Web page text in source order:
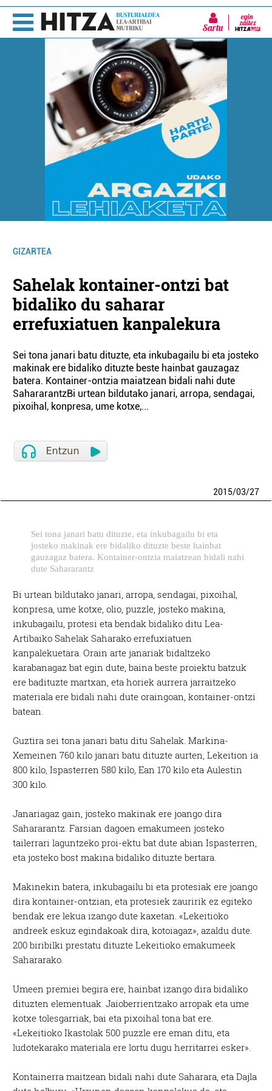
Sartu
GIZARTEA
Sahelak kontainer-ontzi bat
bidaliko du saharar
errefuxiatuen kanpalekura
Sei tona janari batu dituzte, eta inkubagailu bi eta josteko
makinak ere bidaliko dituzte beste hainbat gauzagaz
batera. Kontainer-ontzia maiatzean bidali nahi dute
SahararantzBi urtean bildutako janari, arropa, sendagai,
pixoihal, konpresa, ume kotxe,...
2015/03/27
Sei tona janari batu dituzte, eta inkubagailu bi eta
josteko makinak ere bidaliko dituzte beste hainbat
gauzagaz batera. Kontainer-ontzia maiatzean bidali nahi
dute Sahararantz
Bi urtean bildutako janari, arropa, sendagai, pixoihal,
konpresa, ume kotxe, olio, puzzle, josteko makina,
inkubagailu, protesi eta bendak bidaliko ditu Lea-
Artibaiko Sahelak Saharako errefuxiatuen
kanpalekuetara. Orain arte janariak bidaltzeko
karabanagaz bat egin dute, baina beste proiektu batzuk
ere badituzte martxan, eta horiek aurrera jarraitzeko
materiala ere bidali nahi dute oraingoan, kontainer-ontzi
batean.
Guztira sei tona janari batu ditu Sahelak. Markina-
Xemeinen 760 kilo janari batu dituzte aurten, Lekeition ia
800 kilo, Ispasterren 580 kilo, Ean 170 kilo eta Aulestin
300 kilo.
Janariagaz gain, josteko makinak ere joango dira
Sahararantz. Farsian dagoen emakumeen josteko
tailerrari laguntzeko proi-ektu bat dute abian Ispasterren,
eta josteko bost makina bidaliko dituzte bertara.
Makinekin batera, inkubagailu bi eta protesiak ere joango
dira kontainer-ontzian, eta protesiek zauririk ez egiteko
bendak ere lekua izango dute kaxetan. «Lekeitioko
andreek eskuz egindakoak dira, kotoiagaz», azaldu dute.
200 biribilki prestatu dituzte Lekeitioko emakumeek
Sahararako.
Umeen premiei begira ere, hainbat izango dira bidaliko
dituzten elementuak. Jaioberrientzako arropak eta ume
kotxe tolesgarriak, bai eta pixoihal tona bat ere.
«Lekeitioko Ikastolak 500 puzzle ere eman ditu, eta
ludotekarako materiala ere lortu dugu herritarrei esker».
Kontainerra maitzean bidali nahi dute Saharara, eta Dajla